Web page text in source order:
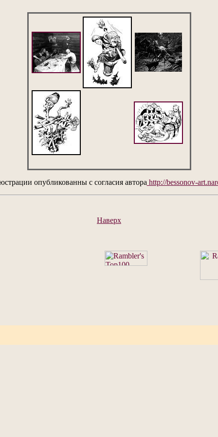
опубликованны с согласия автора http://bessonov-
Наверх